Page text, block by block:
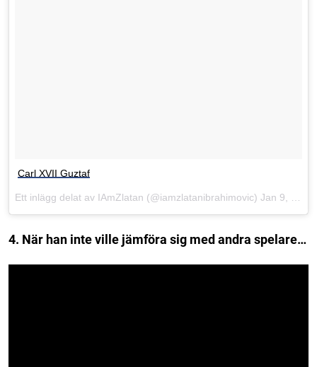
Carl XVII Guztaf
Ett inlägg delat av IAmZlatan (@iamzlatanibrahimovic) Jan 9, 2017 kl. 11:07 PST
4. När han inte ville jämföra sig med andra spelare…